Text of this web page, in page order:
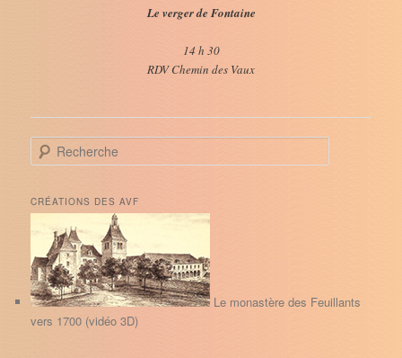
Le verger de Fontaine
14 h 30
RDV Chemin des Vaux
e
h
e
r
h
e
CRÉATIONS DES AVF
Le monastère des Feuillants
vers 1700 (vidéo 3D)